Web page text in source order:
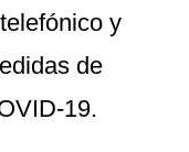
y
de
19.